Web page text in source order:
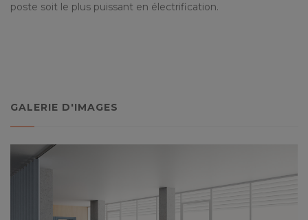
poste soit le plus puissant en électrification.
GALERIE D'IMAGES